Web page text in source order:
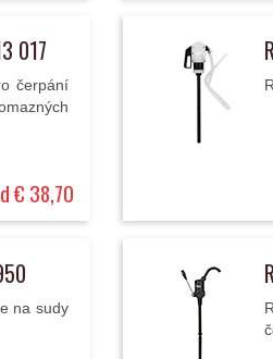
017
čerpání
€ 38,70
na sudy